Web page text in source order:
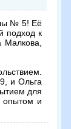
№ 5! Её
подход к
и Ольга
для
опытом и